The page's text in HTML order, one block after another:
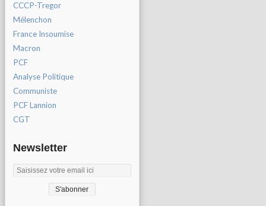
CCCP-Tregor
Mélenchon
France Insoumise
Macron
PCF
Analyse Politique
Communiste
PCF Lannion
CGT
Newsletter